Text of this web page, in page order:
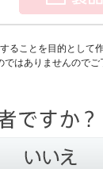
ることを目的として
はありませんのでご